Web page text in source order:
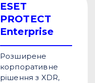
ESET
PROTECT
Enterprise
Розширене
корпоративне
рішення з XDR,